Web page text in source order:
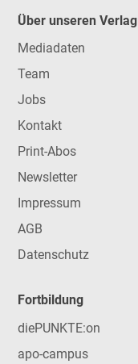
Über unseren Verlag
Mediadaten
Team
Jobs
Kontakt
Print-Abos
Newsletter
Impressum
AGB
Datenschutz
Fortbildung
diePUNKTE:on
apo-campus